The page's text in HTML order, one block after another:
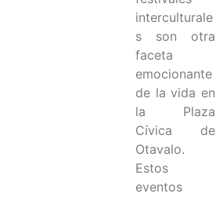
interculturale
s son otra
faceta
emocionante
de la vida en
la Plaza
Cívica de
Otavalo.
Estos
eventos